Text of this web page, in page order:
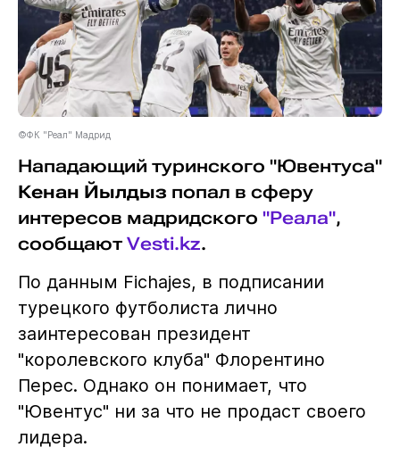
©ФК "Реал" Мадрид
Нападающий туринского "Ювентуса"
Кенан Йылдыз попал в сферу
интересов мадридского "Реала",
сообщают Vesti.kz.
По данным Fichajes, в подписании
турецкого футболиста лично
заинтересован президент
"королевского клуба" Флорентино
Перес. Однако он понимает, что
"Ювентус" ни за что не продаст своего
лидера.